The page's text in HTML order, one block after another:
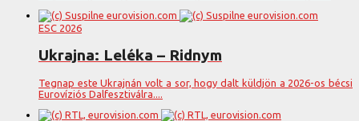
ESC 2026
Ukrajna: Leléka – Ridnym
Tegnap este Ukrajnán volt a sor, hogy dalt küldjön a 2026-os bécsi
Eurovíziós Dalfesztiválra....